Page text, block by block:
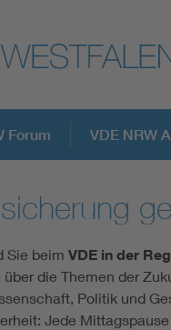
Forum VDE NRW
Sie beim VDE in der
die Themen der
Politik und
Jede